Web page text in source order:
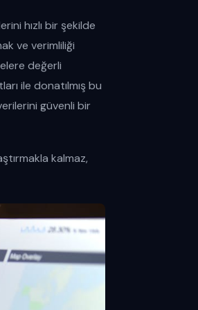
hızlı bir şekilde
ve verimliliği
değerli
ile donatılmış bu
güvenli bir
kalmaz,